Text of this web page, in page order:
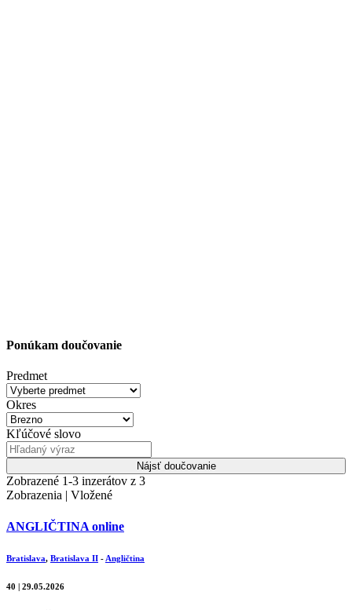
Ponúkam doučovanie
Predmet
Okres
Kľúčové slovo
Nájsť doučovanie
Zobrazené 1-3 inzerátov z 3
Zobrazenia | Vložené
ANGLIČTINA online
Bratislava, Bratislava II - Angličtina
40 | 29.05.2026